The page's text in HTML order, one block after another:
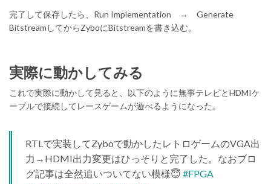
完了して保存したら、Run Implementation → Generate
BitstreamしてからZyboにBitstreamを書き込む。
実際に動かしてみる
これで実際に動かして見ると、以下のように無事テレビとHDMIケ
ーブルで接続してレースゲームが遊べるようになった。
RTLで実装してZyboで動かしたレトロゲームのVGA出
力→HDMI出力変更はひっそりと完了した。なおブロ
グ記事は全然追いついてない模様😇 #FPGA